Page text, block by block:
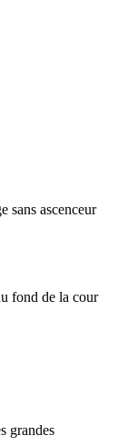
sans ascenceur
fond de la cour
grandes